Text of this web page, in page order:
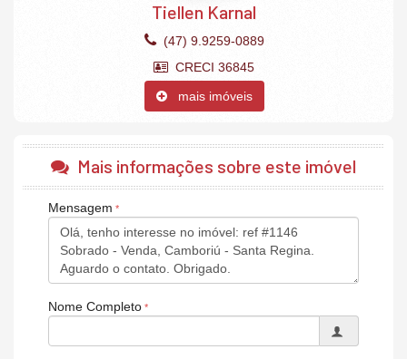
Ponto para Carro Elétrico
1 vaga de garagem para carro e moto.
Tiellen Karnal
(47) 9.9259-0889
CRECI 36845
mais imóveis
Mais informações sobre este imóvel
Mensagem
Nome Completo